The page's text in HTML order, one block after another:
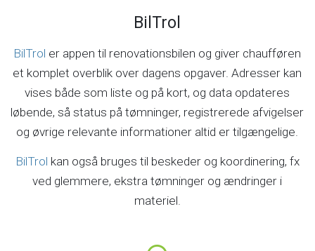
BilTrol
BilTrol er appen til renovationsbilen og giver chaufføren
et komplet overblik over dagens opgaver. Adresser kan
vises både som liste og på kort, og data opdateres
løbende, så status på tømninger, registrerede afvigelser
og øvrige relevante informationer altid er tilgængelige.
BilTrol kan også bruges til beskeder og koordinering, fx
ved glemmere, ekstra tømninger og ændringer i
materiel.